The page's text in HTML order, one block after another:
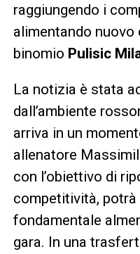
raggiungendo i
alimentando
binomio Pulisic
La notizia è stata
dall’ambiente
arriva in un
allenatore
con l’obiettivo di
competitività,
fondamentale
gara. In una